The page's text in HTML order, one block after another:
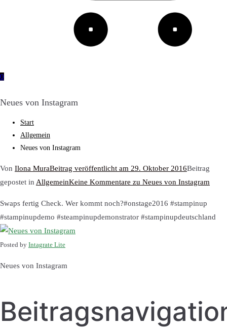
0
Neues von Instagram
Start
Allgemein
Neues von Instagram
Von Ilona MuraBeitrag veröffentlicht am 29. Oktober 2016Beitrag
gepostet in AllgemeinKeine Kommentare zu Neues von Instagram
Swaps fertig Check. Wer kommt noch?#onstage2016 #stampinup
#stampinupdemo #steampinupdemonstrator #stampinupdeutschland
Posted by Intagrate Lite
Neues von Instagram